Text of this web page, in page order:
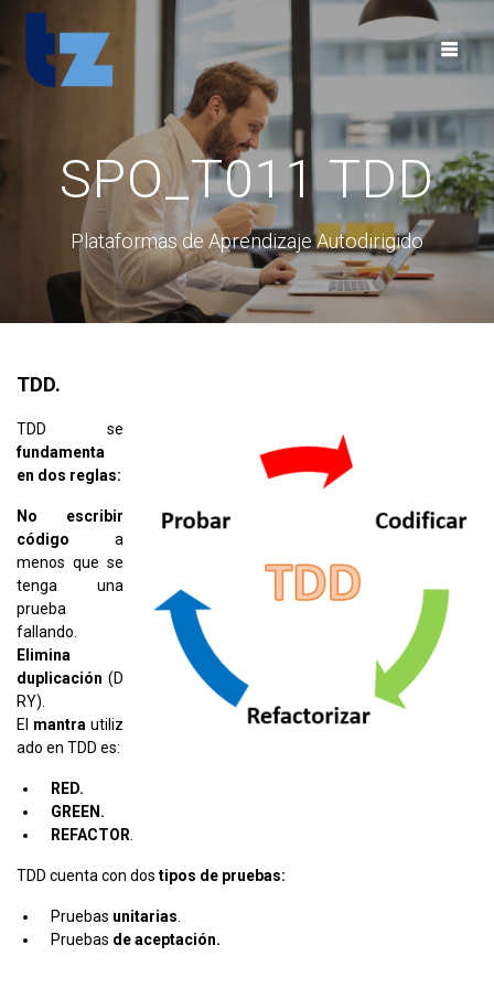
content
SPO_T011 TDD
Plataformas de Aprendizaje Autodirigido
TDD.
TDD se
fundamenta
en dos reglas:
No escribir
código a
menos que se
tenga una
prueba
fallando.
Elimina
duplicación (D
RY).
El mantra utiliz
ado en TDD es:
RED.
GREEN.
REFACTOR
TDD cuenta con dos tipos de pruebas:
Pruebas unitarias
Pruebas de aceptación.